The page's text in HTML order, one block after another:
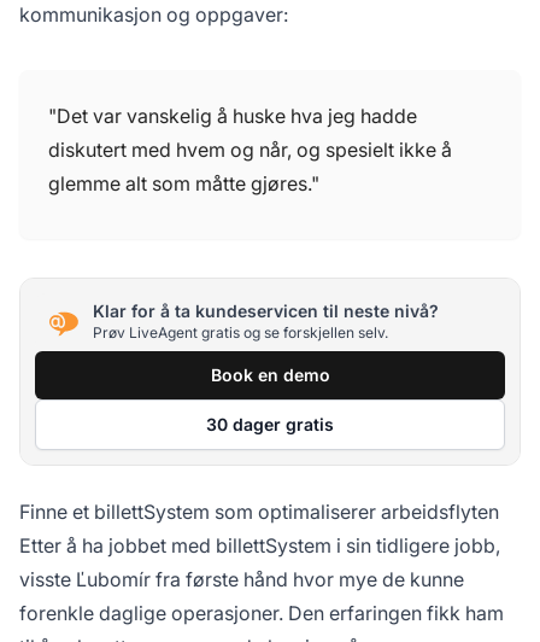
kommunikasjon og oppgaver:
"Det var vanskelig å huske hva jeg hadde
diskutert med hvem og når, og spesielt ikke å
glemme alt som måtte gjøres."
Klar for å ta kundeservicen til neste nivå?
Prøv LiveAgent gratis og se forskjellen selv.
Book en demo
30 dager gratis
Finne et billettSystem som optimaliserer arbeidsflyten
Etter å ha jobbet med billettSystem i sin tidligere jobb,
visste Ľubomír fra første hånd hvor mye de kunne
forenkle daglige operasjoner. Den erfaringen fikk ham